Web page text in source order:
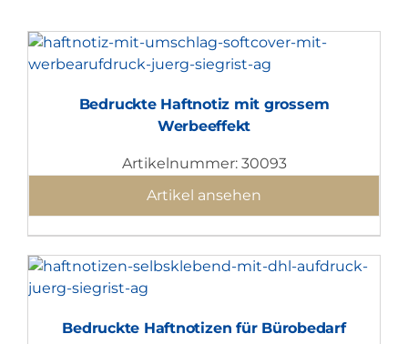
Bedruckte Haftnotiz mit grossem
Werbeeffekt
Artikelnummer: 30093
Artikel ansehen
Bedruckte Haftnotizen für Bürobedarf